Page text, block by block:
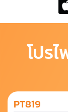
โปร
PT819